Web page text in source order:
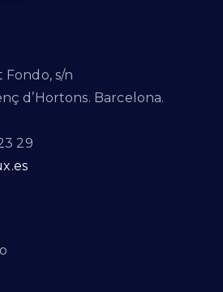
s/n
d’Hortons. Barcelona.
29